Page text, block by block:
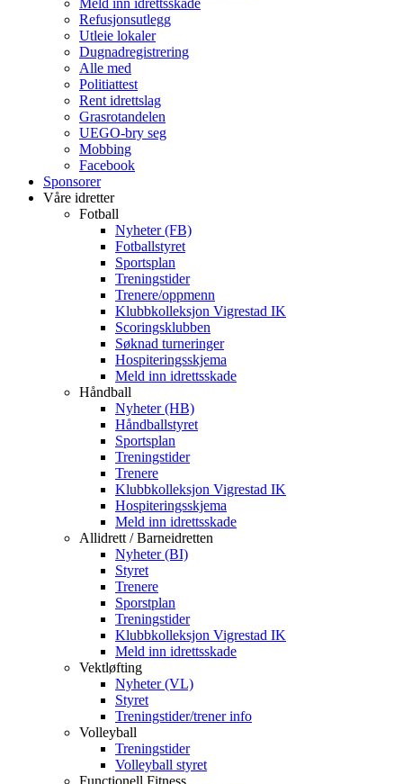
Meld inn idrettsskade
Refusjonsutlegg
Utleie lokaler
Dugnadregistrering
Alle med
Politiattest
Rent idrettslag
Grasrotandelen
UEGO-bry seg
Mobbing
Facebook
Sponsorer
Våre idretter
Fotball
Nyheter (FB)
Fotballstyret
Sportsplan
Treningstider
Trenere/oppmenn
Klubbkolleksjon Vigrestad IK
Scoringsklubben
Søknad turneringer
Hospiteringsskjema
Meld inn idrettsskade
Håndball
Nyheter (HB)
Håndballstyret
Sportsplan
Treningstider
Trenere
Klubbkolleksjon Vigrestad IK
Hospiteringsskjema
Meld inn idrettsskade
Allidrett / Barneidretten
Nyheter (BI)
Styret
Trenere
Sporstplan
Treningstider
Klubbkolleksjon Vigrestad IK
Meld inn idrettsskade
Vektløfting
Nyheter (VL)
Styret
Treningstider/trener info
Volleyball
Treningstider
Volleyball styret
Functionell Fitness